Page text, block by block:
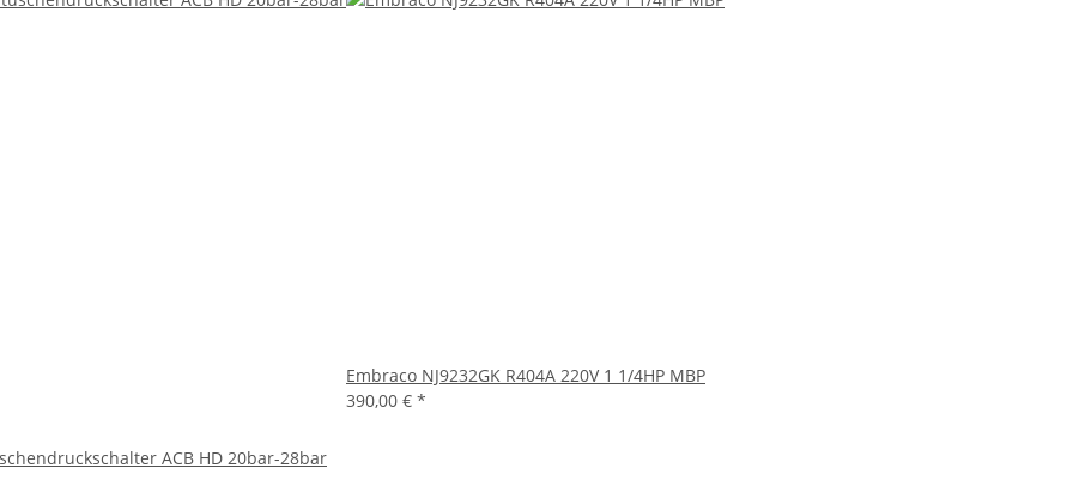
ACB HD 20bar-28bar
Embraco NJ9232GK R404A 220V 1 1/4HP MBP
390,00 € *